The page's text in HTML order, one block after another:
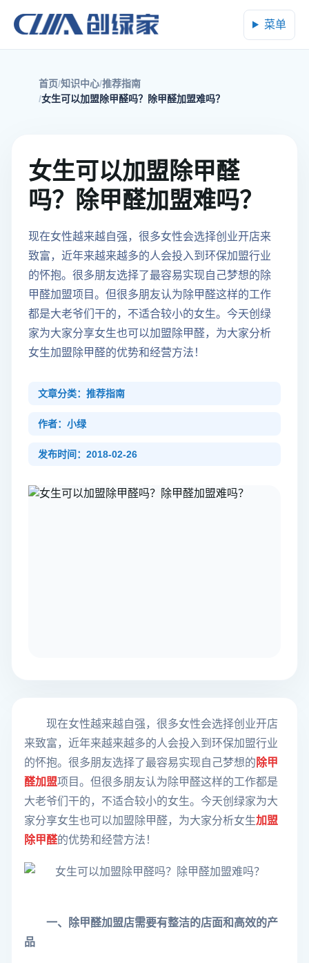
菜单
首页 知识中心 推荐指南
女生可以加盟除甲醛吗？除甲醛加盟难吗？
女生可以加盟除甲醛
吗？除甲醛加盟难吗？
现在女性越来越自强，很多女性会选择创业开店来
致富，近年来越来越多的人会投入到环保加盟行业
的怀抱。很多朋友选择了最容易实现自己梦想的除
甲醛加盟项目。但很多朋友认为除甲醛这样的工作
都是大老爷们干的，不适合较小的女生。今天创绿
家为大家分享女生也可以加盟除甲醛，为大家分析
女生加盟除甲醛的优势和经营方法！
文章分类：推荐指南
作者：小绿
发布时间：2018-02-26
现在女性越来越自强，很多女性会选择创业开店
来致富，近年来越来越多的人会投入到环保加盟行业
的怀抱。很多朋友选择了最容易实现自己梦想的 除甲
醛加盟项目。但很多朋友认为除甲醛这样的工作都是
大老爷们干的，不适合较小的女生。今天创绿家为大
家分享女生也可以加盟除甲醛，为大家分析女生加盟
除甲醛的优势和经营方法！
一、除甲醛加盟店需要有整洁的店面和高效的产
品